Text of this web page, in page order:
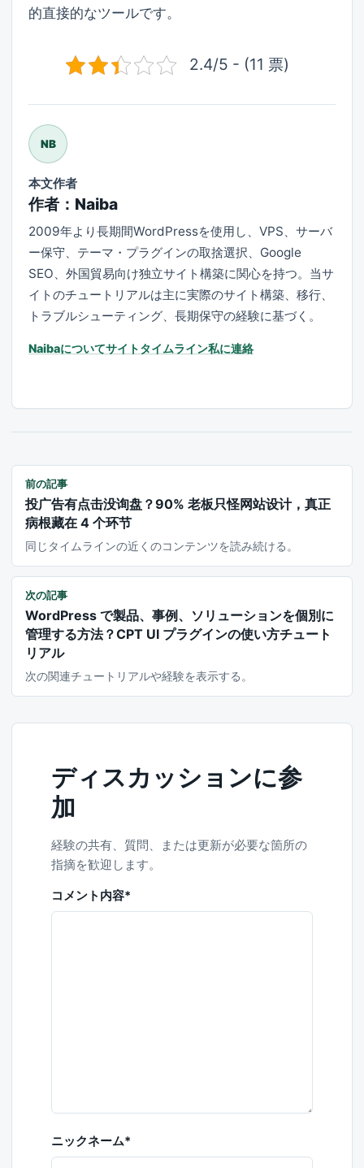
的直接的なツールです。
2.4/5 - (11 票)
NB
本文作者
作者：Naiba
2009年より長期間WordPressを使用し、VPS、サーバ
ー保守、テーマ・プラグインの取捨選択、Google
SEO、外国貿易向け独立サイト構築に関心を持つ。当サ
イトのチュートリアルは主に実際のサイト構築、移行、
トラブルシューティング、長期保守の経験に基づく。
Naibaについてサイトタイムライン私に連絡
前の記事
投广告有点击没询盘？90% 老板只怪网站设计，真正
病根藏在 4 个环节
同じタイムラインの近くのコンテンツを読み続ける。
次の記事
WordPress で製品、事例、ソリューションを個別に
管理する方法？CPT UI プラグインの使い方チュート
リアル
次の関連チュートリアルや経験を表示する。
ディスカッションに参
加
経験の共有、質問、または更新が必要な箇所の
指摘を歓迎します。
コメント内容*
ニックネーム*